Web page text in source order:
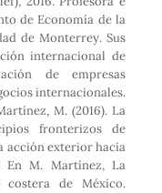
de Economía de la
de Monterrey. Sus
internacional de
de empresas
internacionales.
M. (2016). La
fronterizos de
acción exterior hacia
En M. Martínez, La
de México.